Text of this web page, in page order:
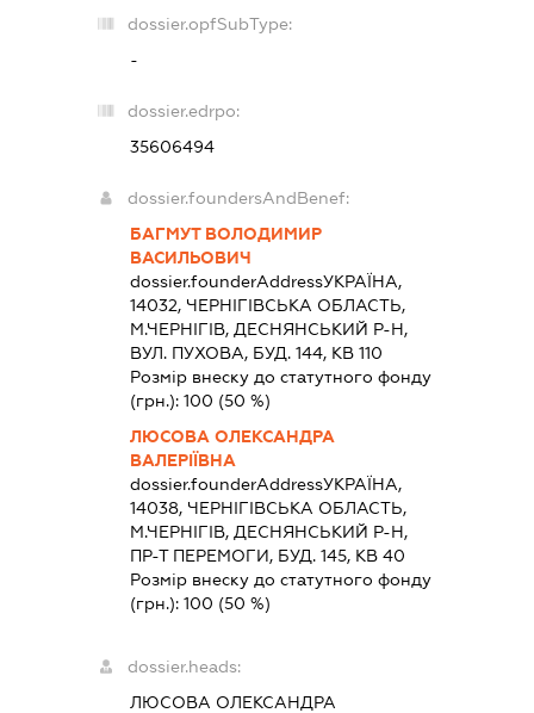
dossier.opfSubType:
-
dossier.edrpo:
35606494
dossier.foundersAndBenef:
БАГМУТ ВОЛОДИМИР
ВАСИЛЬОВИЧ
dossier.founderAddressУКРАЇНА,
14032, ЧЕРНIГIВСЬКА ОБЛАСТЬ,
М.ЧЕРНІГІВ, ДЕСНЯНСЬКИЙ Р-Н,
ВУЛ. ПУХОВА, БУД. 144, КВ 110
Розмір внеску до статутного фонду
(грн.): 100 (50 %)
ЛЮСОВА ОЛЕКСАНДРА
ВАЛЕРІЇВНА
dossier.founderAddressУКРАЇНА,
14038, ЧЕРНIГIВСЬКА ОБЛАСТЬ,
М.ЧЕРНІГІВ, ДЕСНЯНСЬКИЙ Р-Н,
ПР-Т ПЕРЕМОГИ, БУД. 145, КВ 40
Розмір внеску до статутного фонду
(грн.): 100 (50 %)
dossier.heads:
ЛЮСОВА ОЛЕКСАНДРА